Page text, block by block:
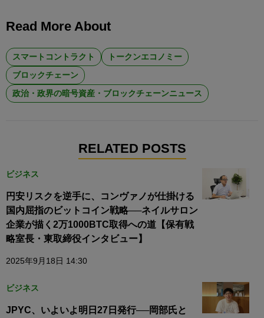
Read More About
スマートコントラクト
トークンエコノミー
ブロックチェーン
政治・政界の暗号資産・ブロックチェーンニュース
RELATED POSTS
ビジネス
円安リスクを逆手に、コンヴァノが仕掛ける
国内屈指のビットコイン戦略──ネイルサロン
企業が描く2万1000BTC取得への道【保有戦
略室長・東取締役インタビュー】
2025年9月18日 14:30
ビジネス
JPYC、いよいよ明日27日発行──岡部氏と